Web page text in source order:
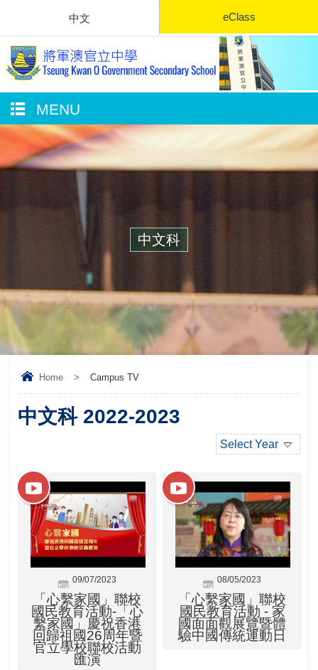
中文 eClass
MENU
中文科
Home > Campus TV
中文科 2022-2023
Select Year
09/07/2023
「心繫家國」聯校
國民教育活動-「心
繫家國」慶祝香港
回歸祖國26周年暨
官立學校聯校活動
匯演
08/05/2023
「心繫家國」聯校
國民教育活動 - 家
國面面觀展覽暨體
驗中國傳統運動日